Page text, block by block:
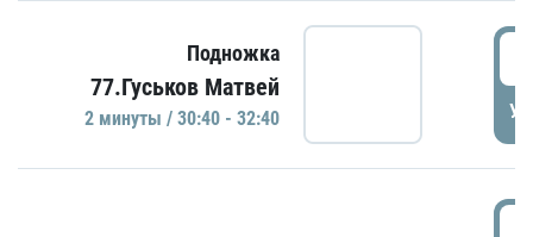
Подножка
77.Гуськов Матвей
2 минуты / 30:40 - 32:40